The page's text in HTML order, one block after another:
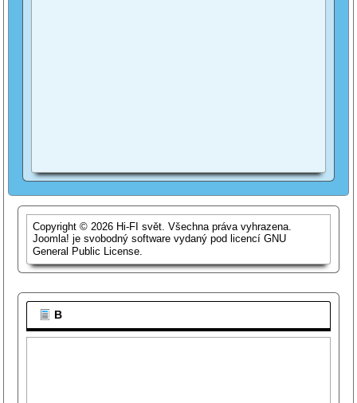
Copyright © 2026 Hi-FI svět. Všechna práva vyhrazena.
Joomla! je svobodný software vydaný pod licencíGNU
General Public License.
B